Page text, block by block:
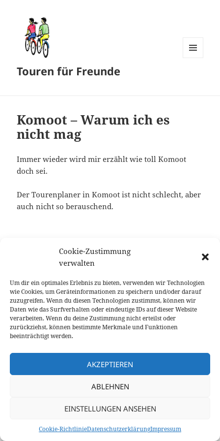
Cookie-Zustimmung
verwalten
Um dir ein optimales Erlebnis zu bieten, verwenden wir Technologien
wie Cookies, um Geräteinformationen zu speichern und/oder darauf
zuzugreifen. Wenn du diesen Technologien zustimmst, können wir
Daten wie das Surfverhalten oder eindeutige IDs auf dieser Website
verarbeiten. Wenn du deine Zustimmung nicht erteilst oder
zurückziehst, können bestimmte Merkmale und Funktionen
beeinträchtigt werden.
AKZEPTIEREN
ABLEHNEN
EINSTELLUNGEN ANSEHEN
Cookie-RichtlinieDatenschutzerklärungImpressum
Touren für Freunde
Komoot – Warum ich es
nicht mag
Immer wieder wird mir erzählt wie toll Komoot
doch sei.
Der Tourenplaner in Komoot ist nicht schlecht, aber
auch nicht so berauschend.
Grundsätzlich auch das Thema Datenschutz bei
Komoot ansprechen und dem Anwender erkläre,
https://www.kuketz-blog.de/komoot-facebook-geht-
mit-auf-tour/
https://digitalcourage.de/nichts-zu-verbergen